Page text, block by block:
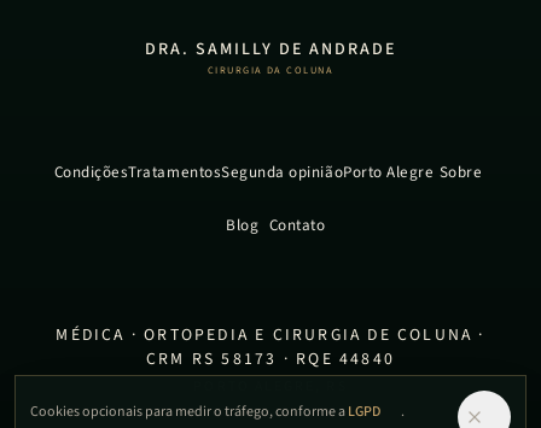
Cookies opcionais para medir o tráfego, conforme aLGPD .
DRA. SAMILLY DE ANDRADE
CIRURGIA DA COLUNA
CondiçõesTratamentosSegunda opiniãoPorto Alegre Sobre
Blog Contato
MÉDICA · ORTOPEDIA E CIRURGIA DE COLUNA ·
CRM RS 58173 · RQE 44840